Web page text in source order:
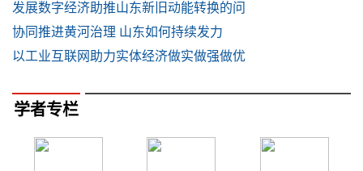
发展数字经济助推山东新旧动能转换的问
协同推进黄河治理 山东如何持续发力
以工业互联网助力实体经济做实做强做优
学者专栏